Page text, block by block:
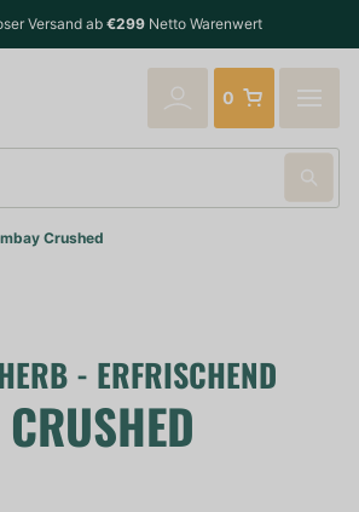
verschickt
0
Crushed
- ERFRISCHEND